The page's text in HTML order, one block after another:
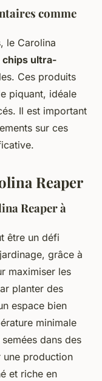
comme
le Carolina
chips ultra-
Ces produits
piquant, idéale
Il est important
sur ces
Reaper
Reaper à
être un défi
grâce à
maximiser les
planter des
espace bien
minimale
dans des
production
et riche en